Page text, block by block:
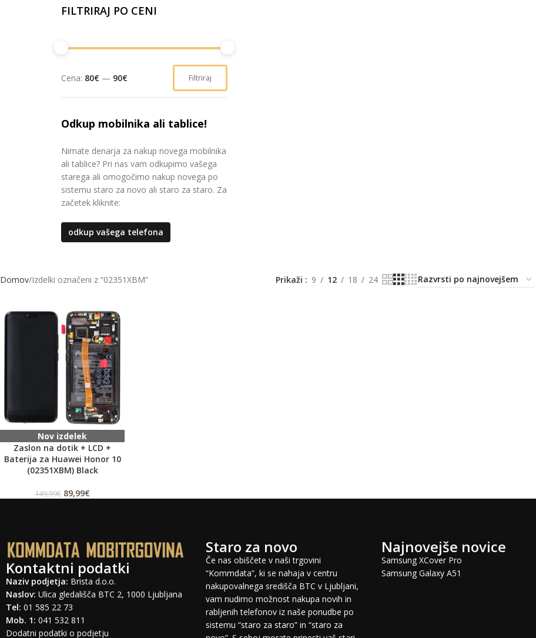
FILTRIRAJ PO CENI
Filtriraj
Cena: 80€ — 90€
Odkup mobilnika ali tablice!
Nimate denarja za nakup novega mobilnika
ali tablice? Pri nas vam odkupimo vašega
starega ali omogočimo nakup novega po
sistemu staro za novo ali staro za staro. Za
začetek kliknite:
odkup vašega telefona
Domov Izdelki označeni z “02351XBM” Prikaži 9 12 18 24
Nov izdelek
Zaslon na dotik + LCD +
Baterija za Huawei Honor 10
(02351XBM) Black
149,99€ 89,99€
Kontaktni podatki
Naziv podjetja: Brista d.o.o.
Naslov: Ulica gledališča BTC 2, 1000 Ljubljana
Tel: 01 585 22 73
Mob. 1: 041 532 811
Dodatni podatki o podjetju
Staro za novo
Če nas obiščete v naši trgovini
“Kommdata”, ki se nahaja v centru
nakupovalnega središča BTC v Ljubljani,
vam nudimo možnost nakupa novih in
rabljenih telefonov iz naše ponudbe po
sistemu “staro za staro” in “staro za
Najnovejše novice
Samsung XCover Pro
Samsung Galaxy A51